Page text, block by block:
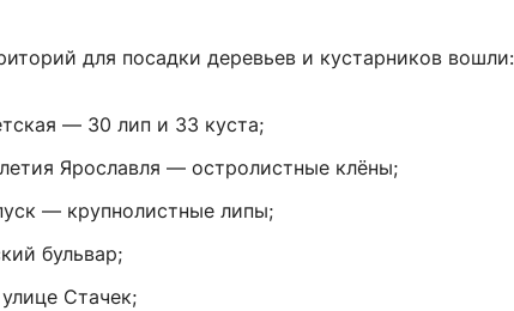
для посадки деревьев и кустарников вошли:
— 30 лип и 33 куста;
Ярославля — остролистные клёны;
— крупнолистные липы;
бульвар;
Стачек;